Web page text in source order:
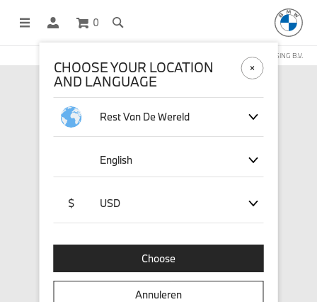
0
DEZE WEBSHOP WORDT BEHEERD DOOR STICHD SPORTMERCHANDISING B.V.
CHOOSE YOUR LOCATION
AND LANGUAGE
Rest Van De Wereld
English
$ USD
Choose
Annuleren